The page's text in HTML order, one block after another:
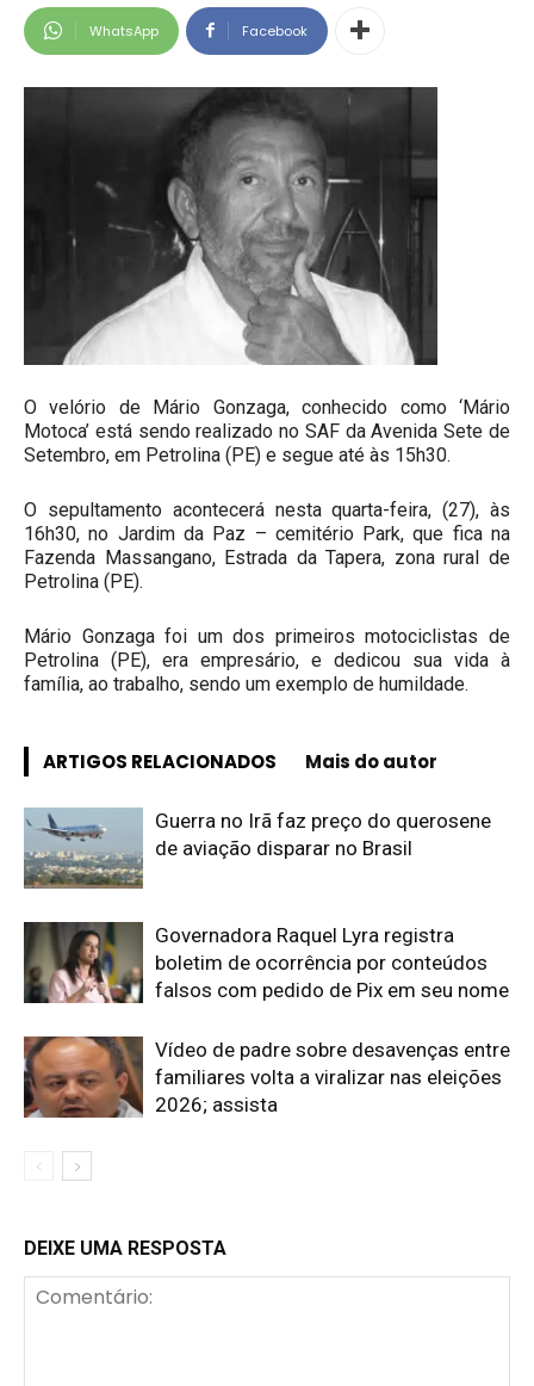
WhatsApp Facebook
O velório de Mário Gonzaga, conhecido como ‘Mário
Motoca’ está sendo realizado no SAF da Avenida Sete de
Setembro, em Petrolina (PE) e segue até às 15h30.
O sepultamento acontecerá nesta quarta-feira, (27), às
16h30, no Jardim da Paz – cemitério Park, que fica na
Fazenda Massangano, Estrada da Tapera, zona rural de
Petrolina (PE).
Mário Gonzaga foi um dos primeiros motociclistas de
Petrolina (PE), era empresário, e dedicou sua vida à
família, ao trabalho, sendo um exemplo de humildade.
ARTIGOS RELACIONADOS Mais do autor
Guerra no Irã faz preço do querosene
de aviação disparar no Brasil
Governadora Raquel Lyra registra
boletim de ocorrência por conteúdos
falsos com pedido de Pix em seu nome
Vídeo de padre sobre desavenças entre
familiares volta a viralizar nas eleições
2026; assista
DEIXE UMA RESPOSTA